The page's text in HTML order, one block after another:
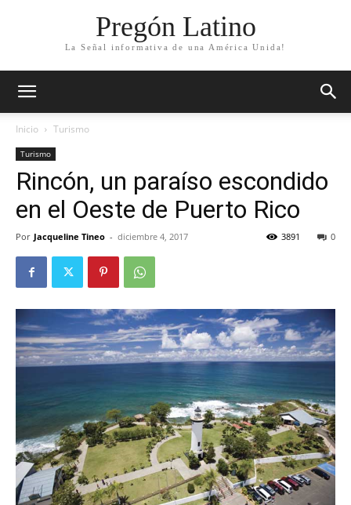
Pregón Latino
La Señal informativa de una América Unida!
Inicio Turismo
Turismo
Rincón, un paraíso escondido
en el Oeste de Puerto Rico
Por Jacqueline Tineo - diciembre 4, 2017 0
3891